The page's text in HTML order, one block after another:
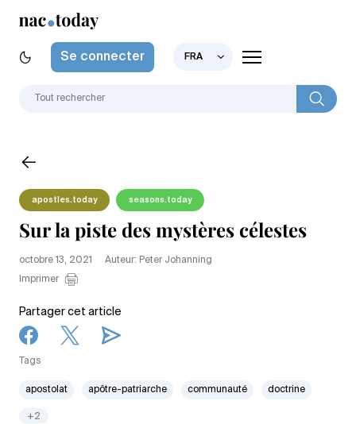
Se connecter FRA
apostles.today seasons.today
Sur la piste des mystères célestes
octobre 13, 2021
Auteur: Peter Johanning
Imprimer
Partager cet article
Tags
apostolat apôtre-patriarche communauté doctrine
+2